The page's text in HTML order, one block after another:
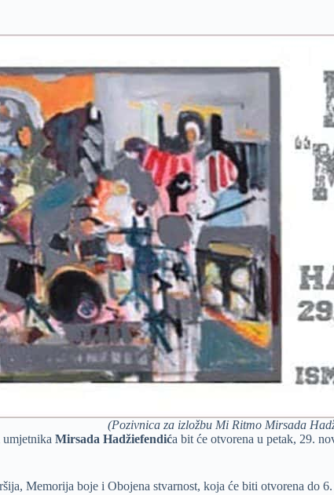
(Pozivnica za izložbu Mi Ritmo Mirsada
Mirsada Hadžiefendića bit će otvorena u petak, 29.
Memorija boje i Obojena stvarnost, koja će biti otvorena do